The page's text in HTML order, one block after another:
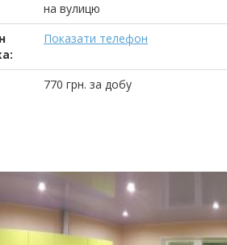
на вулицю
Показати телефон
770 грн. за добу